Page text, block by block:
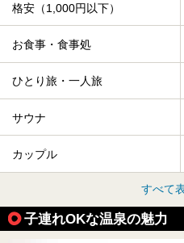
格安（1,000円以下）
お食事・食事処
ひとり旅・一人旅
サウナ
カップル
すべて
子連れOKな温泉の魅力